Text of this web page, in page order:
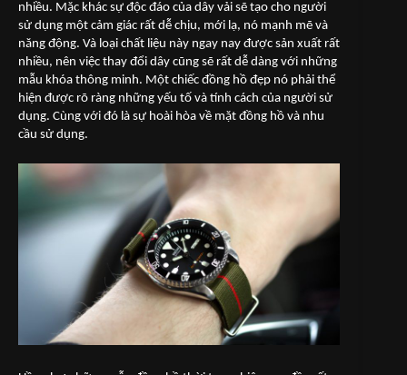
nhiều. Mặc khác sự độc đáo của dây vải sẽ tạo cho người
sử dụng một cảm giác rất dễ chịu, mới lạ, nó mạnh mẽ và
năng động. Và loại chất liệu này ngay nay được sản xuất rất
nhiều, nên việc thay đổi dây cũng sẽ rất dễ dàng với những
mẫu khóa thông minh. Một chiếc đồng hồ đẹp nó phải thể
hiện được rõ ràng những yếu tố và tính cách của người sử
dụng. Cùng với đó là sự hoài hòa về mặt đồng hồ và nhu
cầu sử dụng.